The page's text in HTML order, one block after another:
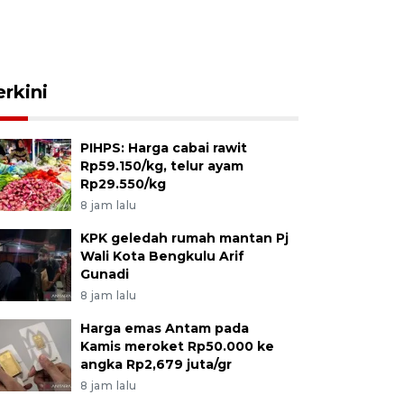
PIHPS: Harga cabai rawit
Rp59.150/kg, telur ayam
Rp29.550/kg
8 jam lalu
KPK geledah rumah mantan Pj
Wali Kota Bengkulu Arif
Gunadi
8 jam lalu
Harga emas Antam pada
Kamis meroket Rp50.000 ke
angka Rp2,679 juta/gr
8 jam lalu